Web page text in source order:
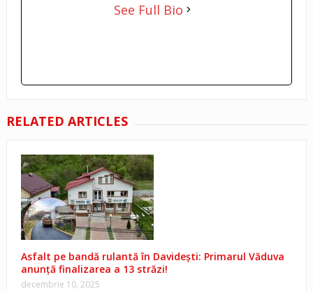
See Full Bio
RELATED ARTICLES
Asfalt pe bandă rulantă în Davidești: Primarul Văduva
anunță finalizarea a 13 străzi!
decembrie 10, 2025